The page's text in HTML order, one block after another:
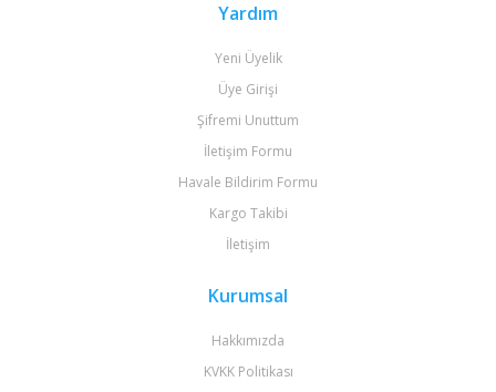
Yardım
Yeni Üyelik
Üye Girişi
Şifremi Unuttum
İletişim Formu
Havale Bildirim Formu
Kargo Takibi
İletişim
Kurumsal
Hakkımızda
KVKK Politikası